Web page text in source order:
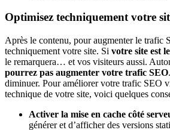
Optimisez techniquement votre
Après le contenu, pour augmenter le trafic
techniquement votre site. Si votre site est
le remarquera… et vos visiteurs aussi.
pourrez pas augmenter votre trafic SEO
diminuer. Pour améliorer votre trafic SEO
technique de votre site, voici quelques
Activer la mise en cache côté
générer et d’afficher des versions